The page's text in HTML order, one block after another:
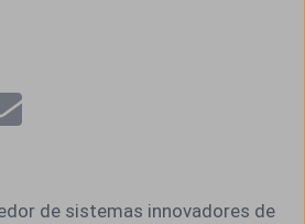
de sistemas innovadores de